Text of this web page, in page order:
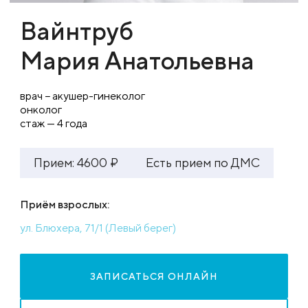
Вайнтруб
Мария Анатольевна
врач − акушер-гинеколог
онколог
стаж — 4 года
Прием: 4600 ₽ Есть прием по ДМС
Приём взрослых:
ул. Блюхера, 71/1 (Левый берег)
ЗАПИСАТЬСЯ ОНЛАЙН